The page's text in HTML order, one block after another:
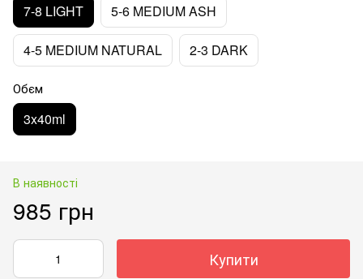
7-8 LIGHT 5-6 MEDIUM ASH
4-5 MEDIUM NATURAL 2-3 DARK
Обєм
3x40ml
В наявності
985 грн
Купити